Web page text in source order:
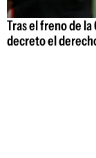
Tras el freno de
decreto el